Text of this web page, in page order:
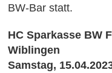
BW-Bar statt.
HC Sparkasse BW
Wiblingen
Samstag,